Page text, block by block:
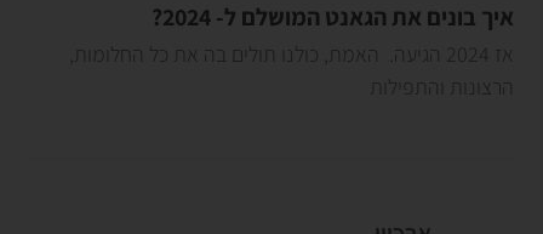
איך בונים את הגאנט המושלם ל- 2024?
אז 2024 הגיעה. האמת, כולנו תולים בה את כל החלומות,
הרצונות והתפילות